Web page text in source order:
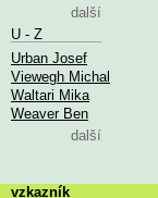
další
U - Z
Urban Josef
Viewegh Michal
Waltari Mika
Weaver Ben
další
vzkazník